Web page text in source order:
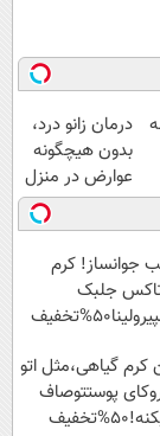
درمان زانو درد،
بدون هیچگونه
عوارض در منزل
(◂پرسش‌نامه)
جوانساز! کرم
جلبک
کرم گیاهی،مثل اتو
پوستتوصاف